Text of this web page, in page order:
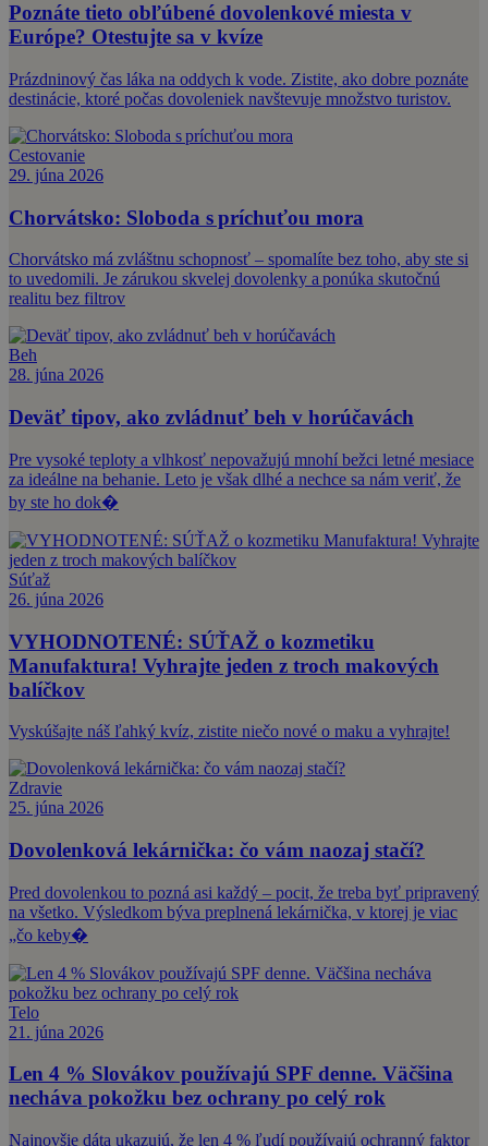
Poznáte tieto obľúbené dovolenkové miesta v
Európe? Otestujte sa v kvíze
Prázdninový čas láka na oddych k vode. Zistite, ako dobre poznáte
destinácie, ktoré počas dovoleniek navštevuje množstvo turistov.
Cestovanie
29. júna 2026
Chorvátsko: Sloboda s príchuťou mora
Chorvátsko má zvláštnu schopnosť – spomalíte bez toho, aby ste si
to uvedomili. Je zárukou skvelej dovolenky a ponúka skutočnú
realitu bez filtrov
Beh
28. júna 2026
Deväť tipov, ako zvládnuť beh v horúčavách
Pre vysoké teploty a vlhkosť nepovažujú mnohí bežci letné mesiace
za ideálne na behanie. Leto je však dlhé a nechce sa nám veriť, že
by ste ho dok�
Súťaž
26. júna 2026
VYHODNOTENÉ: SÚŤAŽ o kozmetiku
Manufaktura! Vyhrajte jeden z troch makových
balíčkov
Vyskúšajte náš ľahký kvíz, zistite niečo nové o maku a vyhrajte!
Zdravie
25. júna 2026
Dovolenková lekárnička: čo vám naozaj stačí?
Pred dovolenkou to pozná asi každý – pocit, že treba byť pripravený
na všetko. Výsledkom býva preplnená lekárnička, v ktorej je viac
„čo keby�
Telo
21. júna 2026
Len 4 % Slovákov používajú SPF denne. Väčšina
necháva pokožku bez ochrany po celý rok
Najnovšie dáta ukazujú, že len 4 % ľudí používajú ochranný faktor